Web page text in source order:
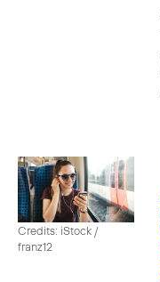
Credits: iStock /
franz12